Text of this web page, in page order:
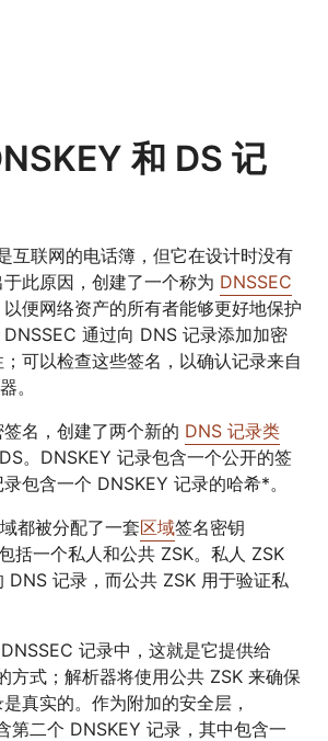
和 DS 记
互联网的电话簿，但它在设计时没有
此原因，创建了一个称为 DNSSEC
便网络资产的所有者能够更好地保护
通过向 DNS 记录添加加密
可以检查这些签名，以确认记录来自
。
名，创建了两个新的 DNS 记录类
。DNSKEY 记录包含一个公开的签
包含一个 DNSKEY 记录的哈希*。
都被分配了一套区域签名密钥
括一个私人和公共 ZSK。私人 ZSK
DNS 记录，而公共 ZSK 用于验证私
记录中，这就是它提供给
方式；解析器将使用公共 ZSK 来确保
真实的。作为附加的安全层，
第二个 DNSKEY 记录，其中包含一